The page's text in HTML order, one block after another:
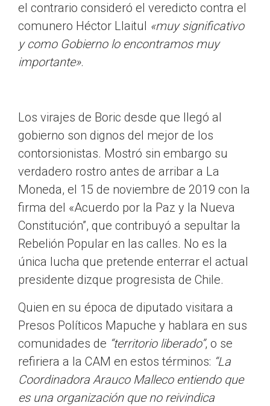
el contrario consideró el veredicto contra el
comunero Héctor Llaitul «muy significativo
y como Gobierno lo encontramos muy
importante».
Los virajes de Boric desde que llegó al
gobierno son dignos del mejor de los
contorsionistas. Mostró sin embargo su
verdadero rostro antes de arribar a La
Moneda, el 15 de noviembre de 2019 con la
firma del «Acuerdo por la Paz y la Nueva
Constitución”, que contribuyó a sepultar la
Rebelión Popular en las calles. No es la
única lucha que pretende enterrar el actual
presidente dizque progresista de Chile.
Quien en su época de diputado visitara a
Presos Políticos Mapuche y hablara en sus
comunidades de “territorio liberado”, o se
refiriera a la CAM en estos términos: “La
Coordinadora Arauco Malleco entiendo que
es una organización que no reivindica